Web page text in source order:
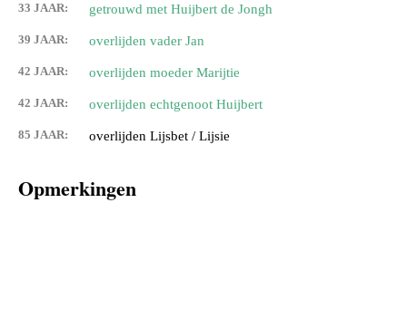
33 JAAR: getrouwd met Huijbert de Jongh
39 JAAR: overlijden vader Jan
42 JAAR: overlijden moeder Marijtie
42 JAAR: overlijden echtgenoot Huijbert
85 JAAR: overlijden Lijsbet / Lijsie
Opmerkingen